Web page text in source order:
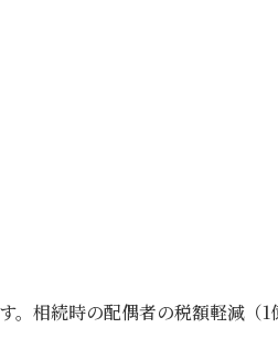
。相続時の配偶者の税額軽減（